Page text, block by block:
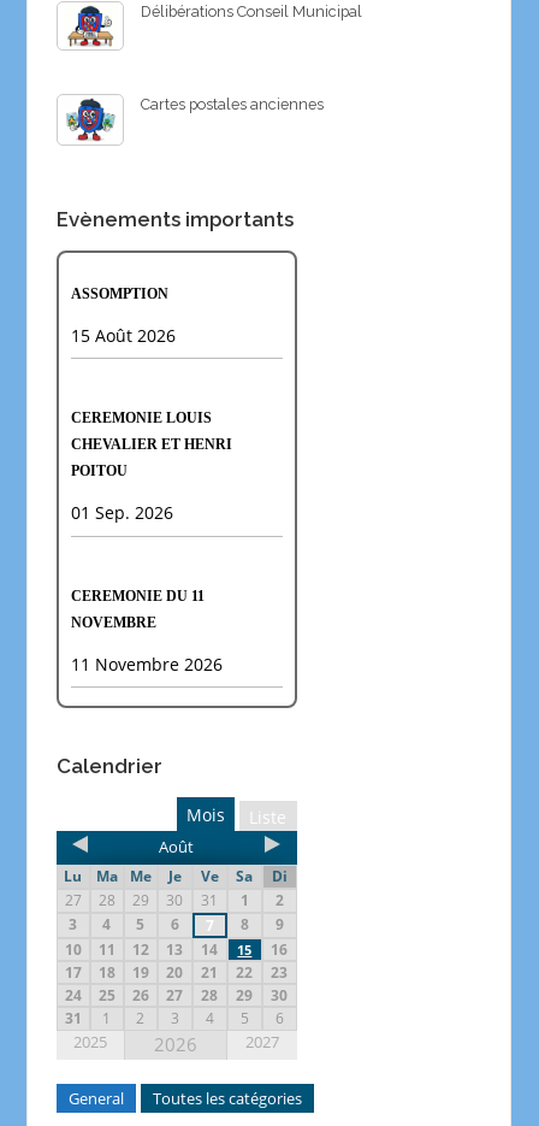
Délibérations Conseil Municipal
Cartes postales anciennes
Evènements importants
ASSOMPTION
15 Août 2026
CEREMONIE LOUIS
CHEVALIER ET HENRI
POITOU
01 Sep. 2026
CEREMONIE DU 11
NOVEMBRE
11 Novembre 2026
Calendrier
Liste
Mois
Août
Lu Ma Me Je Ve Sa
Di
27
28 29 30 31 1
2
3
4 5 6 7 8
9
10
11 12 13 14 15
16
17
18 19 20 21 22
23
24
25 26 27 28 29
30
31
1 2 3 4 5 6
2025 2026 2027
General Toutes les catégories